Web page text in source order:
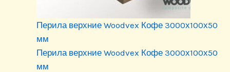
Перила верхние Woodvex Кофе 3000х100х50
мм
Перила верхние Woodvex Кофе 3000х100х50
мм